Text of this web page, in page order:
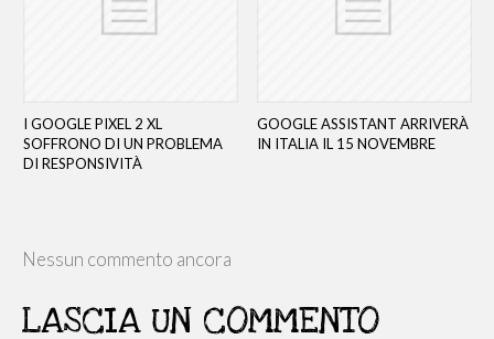
I GOOGLE PIXEL 2 XL
SOFFRONO DI UN PROBLEMA
DI RESPONSIVITÀ
GOOGLE ASSISTANT ARRIVERÀ
IN ITALIA IL 15 NOVEMBRE
Nessun commento ancora
LASCIA UN COMMENTO